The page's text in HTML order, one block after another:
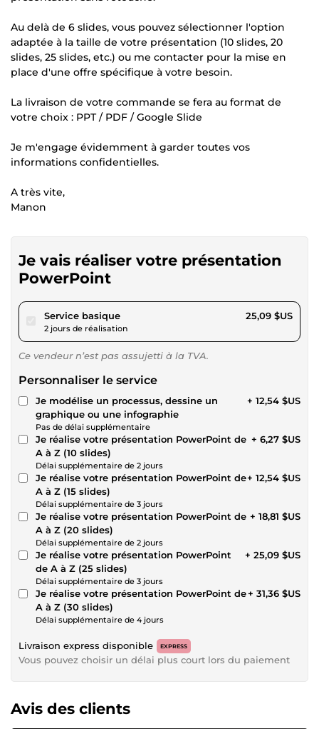
Au delà de 6 slides, vous pouvez sélectionner l'option
adaptée à la taille de votre présentation (10 slides, 20
slides, 25 slides, etc.) ou me contacter pour la mise en
place d'une offre spécifique à votre besoin.
La livraison de votre commande se fera au format de
votre choix : PPT / PDF / Google Slide
Je m'engage évidemment à garder toutes vos
informations confidentielles.
A très vite,
Manon
Je vais réaliser votre présentation
PowerPoint
Service basiquepour 23,12 $US
2 jours de réalisation
25,09 $US
Ce vendeur n’est pas assujetti à la TVA.
Personnaliser le service
Je modélise un processus, dessine un
graphique ou une infographie
Pas de délai supplémentaire
+ 12,54 $US
Je réalise votre présentation PowerPoint de
A à Z (10 slides)
Délai supplémentaire de 2 jours
+ 6,27 $US
Je réalise votre présentation PowerPoint de
A à Z (15 slides)
Délai supplémentaire de 3 jours
+ 12,54 $US
Je réalise votre présentation PowerPoint de
A à Z (20 slides)
Délai supplémentaire de 2 jours
+ 18,81 $US
Je réalise votre présentation PowerPoint
de A à Z (25 slides)
Délai supplémentaire de 3 jours
+ 25,09 $US
Je réalise votre présentation PowerPoint de
A à Z (30 slides)
Délai supplémentaire de 4 jours
+ 31,36 $US
Livraison express disponible EXPRESS
Vous pouvez choisir un délai plus court lors du paiement
Avis des clients